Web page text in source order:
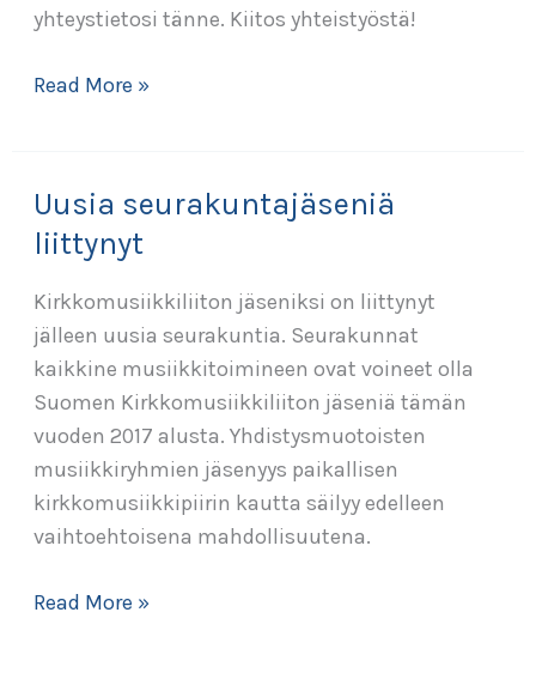
yhteystietosi tänne. Kiitos yhteistyöstä!
Yhteiskustannuksen
yhteystietopäivitys
Read More »
Uusia seurakuntajäseniä
liittynyt
Kirkkomusiikkiliiton jäseniksi on liittynyt
jälleen uusia seurakuntia. Seurakunnat
kaikkine musiikkitoimineen ovat voineet olla
Suomen Kirkkomusiikkiliiton jäseniä tämän
vuoden 2017 alusta. Yhdistysmuotoisten
musiikkiryhmien jäsenyys paikallisen
kirkkomusiikkipiirin kautta säilyy edelleen
vaihtoehtoisena mahdollisuutena.
Uusia
Read More »